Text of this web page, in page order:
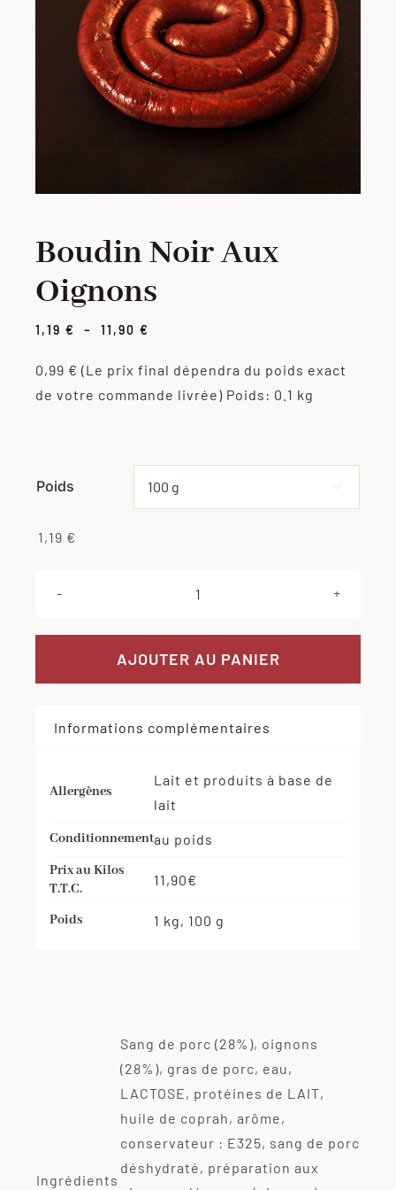
VOLAILLE
VIANDES MARINÉES
PRODUITS ÉLABORÉS
GRILLADES
Boudin Noir Aux
Oignons
1,19 € – 11,90 €
prix :
1,19 €
0,99 € (Le prix final dépendra du poids exact
de votre commande livrée) Poids: 0.1 kg
Poids 
Effacer
1,19 €
quantité
Boudin
oignons
AJOUTER AU PANIER
Informations complémentaires
Allergènes
Lait et produits à base de
lait
Conditionnementau poids
Prix au Kilos
T.T.C.
11,90€
Poids 1 kg, 100 g
Ingrédients
Sang de porc (28%), oignons
(28%), gras de porc, eau,
LACTOSE, protéines de LAIT,
huile de coprah, arôme,
conservateur : E325, sang de porc
déshydraté, préparation aux